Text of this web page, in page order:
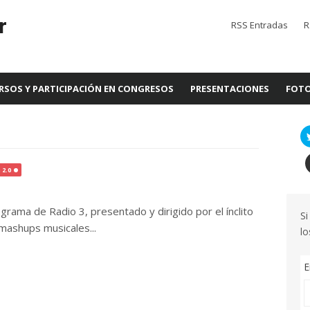
RSS Entradas
Y PARTICIPACIÓN EN CONGRESOS PRESENTACIONES
2.0
de Radio 3, presentado y dirigido por el ínclito
musicales...